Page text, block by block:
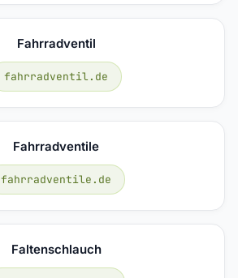
Fahrradventil
fahrradventil.de
Fahrradventile
fahrradventile.de
Faltenschlauch